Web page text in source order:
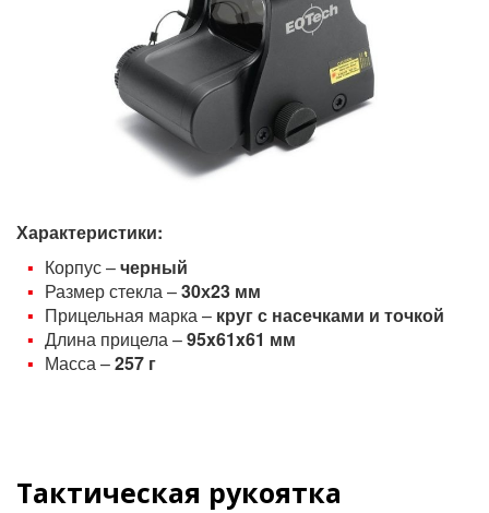
Характеристики:
Корпус –черный
Размер стекла –30х23 мм
Прицельная марка – круг с насечками и точкой
Длина прицела –95x61x61 мм
Масса –257 г
Тактическая рукоятка